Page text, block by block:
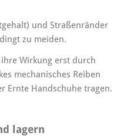
und Straßenränder
zu meiden.
Wirkung erst durch
mechanisches Reiben
Ernte Handschuhe tragen.
lagern